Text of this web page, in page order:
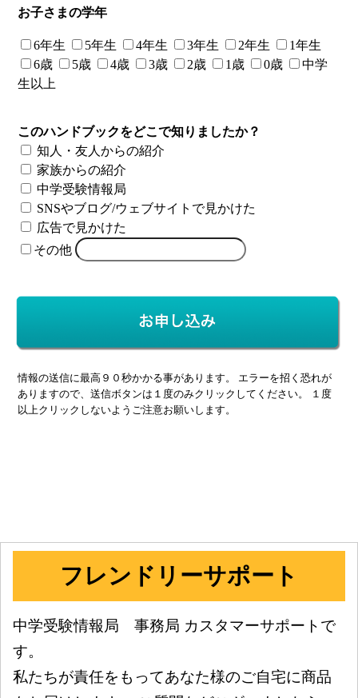
お子さまの学年
6年生 5年生 4年生 3年生 2年生
1年生
6歳
5歳 4歳 3歳 2歳 1歳 0歳
中学
生以上
このハンドブックをどこで知りましたか？
知人・友人からの紹介
家族からの紹介
中学受験情報局
SNSやブログ/ウェブサイトで見かけた
広告で見かけた
その他
情報の送信に最高９０秒かかる事があります。 エラーを招く恐れが
ありますので、送信ボタンは１度のみクリックしてください。 １度
以上クリックしないようご注意お願いします。
フレンドリーサポート
中学受験情報局 事務局 カスタマーサポートで
す。
私たちが責任をもってあなた様のご自宅に商品